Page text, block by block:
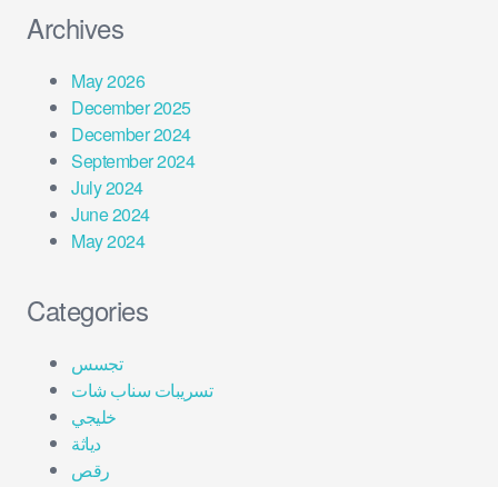
Archives
May 2026
December 2025
December 2024
September 2024
July 2024
June 2024
May 2024
Categories
تجسس
تسريبات سناب شات
خليجي
دياثة
رقص